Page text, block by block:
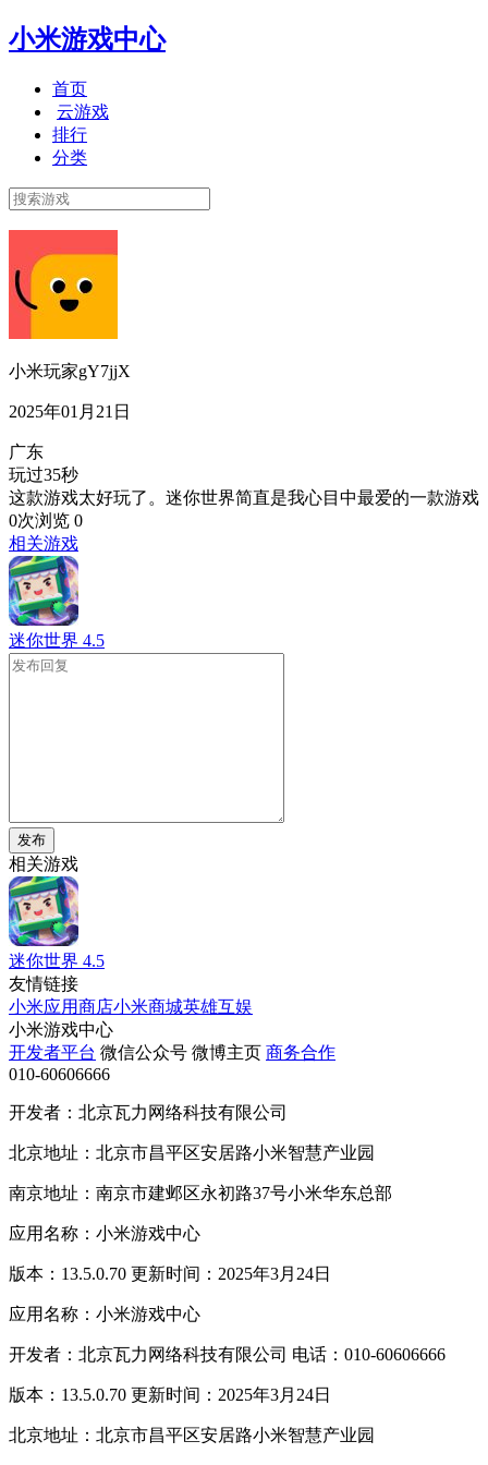
小米游戏中心
首页
云游戏
排行
分类
小米玩家gY7jjX
2025年01月21日
广东
玩过35秒
这款游戏太好玩了。迷你世界简直是我心目中最爱的一款游戏
0次浏览 0
相关游戏
迷你世界 4.5
发布
相关游戏
迷你世界 4.5
友情链接
小米应用商店小米商城英雄互娱
小米游戏中心
开发者平台 微信公众号 微博主页 商务合作
010-60606666
开发者：北京瓦力网络科技有限公司
北京地址：北京市昌平区安居路小米智慧产业园
南京地址：南京市建邺区永初路37号小米华东总部
应用名称：小米游戏中心
版本：13.5.0.70 更新时间：2025年3月24日
应用名称：小米游戏中心
开发者：北京瓦力网络科技有限公司 电话：010-60606666
版本：13.5.0.70 更新时间：2025年3月24日
北京地址：北京市昌平区安居路小米智慧产业园